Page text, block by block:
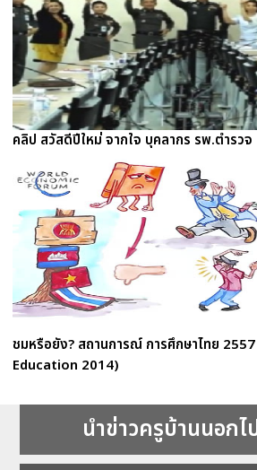
คลิป สวัสดีปีใหม่ จากใจ บุคลากร รพ.ตำรวจ
ชมหรือยัง? สถานการณ์ การศึกษาไทย
Education 2014)
นำข่าวครูบ้านนอกไ